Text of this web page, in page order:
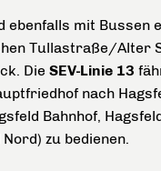
mit Bussen
Tullastraße/Alter
Die SEV-Linie 13
nach
Bahnhof,
zu bedienen.